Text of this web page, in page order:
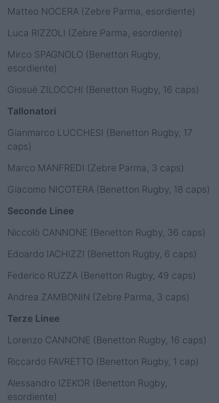
Matteo NOCERA (Zebre Parma, esordiente)
Luca RIZZOLI (Zebre Parma, esordiente)
Mirco SPAGNOLO (Benetton Rugby,
esordiente)
Giosuè ZILOCCHI (Benetton Rugby, 16 caps)
Tallonatori
Gianmarco LUCCHESI (Benetton Rugby, 17
caps)
Marco MANFREDI (Zebre Parma, 3 caps)
Giacomo NICOTERA (Benetton Rugby, 18 caps)
Seconde Linee
Niccolò CANNONE (Benetton Rugby, 36 caps)
Edoardo IACHIZZI (Benetton Rugby, 6 caps)
Federico RUZZA (Benetton Rugby, 49 caps)
Andrea ZAMBONIN (Zebre Parma, 3 caps)
Terze Linee
Lorenzo CANNONE (Benetton Rugby, 16 caps)
Riccardo FAVRETTO (Benetton Rugby, 1 cap)
Alessandro IZEKOR (Benetton Rugby,
esordiente)